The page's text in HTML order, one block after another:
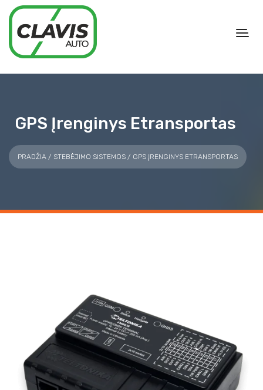
GPS Įrenginys Etransportas
PRADŽIA / STEBĖJIMO SISTEMOS / GPS ĮRENGINYS ETRANSPORTAS